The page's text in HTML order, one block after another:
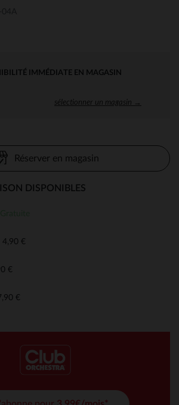
IMMÉDIATE EN MAGASIN
sélectionner un magasin →
Réserver en magasin
DISPONIBLES
4,90 €
€
€